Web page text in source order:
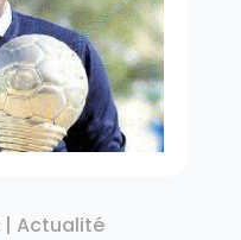
| Actualité